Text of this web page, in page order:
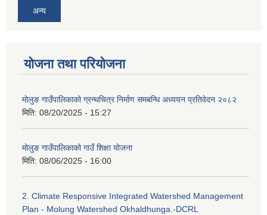
अन्य
योजना तथा परियोजना
मोलुङ गाउँपालिकाको ग्रन्थचित्र निर्माण समबन्धि अध्ययन प्रतिवेदन २०८२
मिति: 08/20/2025 - 15:27
मोलुङ गाउँपालिकाको गाउँ शिक्षा योजना
मिति: 08/06/2025 - 16:00
2. Climate Responsive Integrated Watershed Management
Plan - Molung Watershed Okhaldhunga.-DCRL